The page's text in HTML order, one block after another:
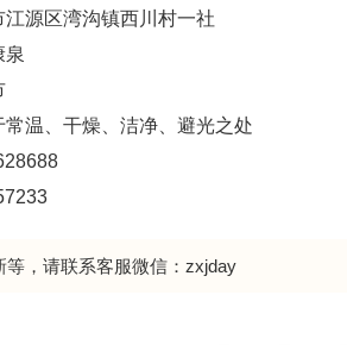
源区湾沟镇西川村一社
泉
温、干燥、洁净、避光之处
等，请联系客服微信：zxjday